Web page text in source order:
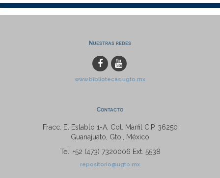
Nuestras redes
www.bibliotecas.ugto.mx
Contacto
Fracc. El Establo 1-A, Col. Marfil C.P. 36250
Guanajuato, Gto., México
Tel: +52 (473) 7320006 Ext. 5538
repositorio@ugto.mx